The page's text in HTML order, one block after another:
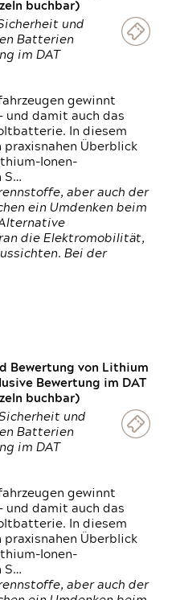
buchbar)
und
Batterien
im DAT
gewinnt
und damit auch das
In diesem
praxisnahen Überblick
Ionen-
S…
aber auch der
ein Umdenken beim
die Elektromobilität,
Bei der
Bewertung von Lithium
Bewertung im DAT
buchbar)
und
Batterien
im DAT
gewinnt
und damit auch das
In diesem
praxisnahen Überblick
Ionen-
S…
aber auch der